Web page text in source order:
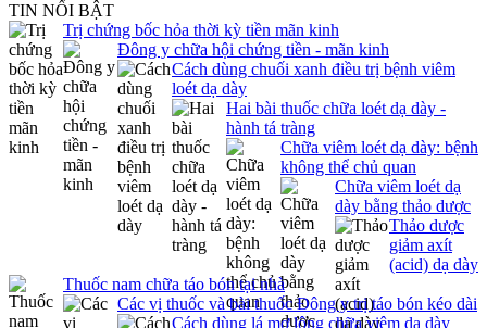
TIN NỔI BẬT
Trị chứng bốc hỏa thời kỳ tiền mãn kinh
Đông y chữa hội chứng tiền - mãn kinh
Cách dùng chuối xanh điều trị bệnh viêm
loét dạ dày
Hai bài thuốc chữa loét dạ dày -
hành tá tràng
Chữa viêm loét dạ dày: bệnh
không thể chủ quan
Chữa viêm loét dạ
dày bằng thảo dược
Thảo dược
giảm axít
(acid) dạ dày
Thuốc nam chữa táo bón tại nhà
Các vị thuốc và bài thuốc Đông y trị táo bón kéo dài
Cách dùng lá mơ lông chữa viêm dạ dày